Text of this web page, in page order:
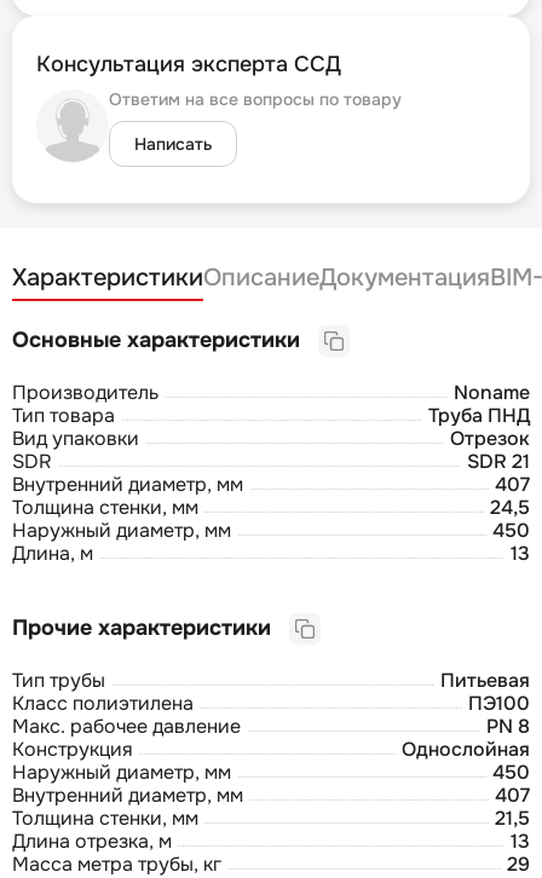
Консультация эксперта ССД
Ответим на все вопросы по товару
Написать
ХарактеристикиОписаниеДокументация
Основные характеристики
Производитель
Noname
Тип товара
Труба ПНД
Вид упаковки
Отрезок
SDR
SDR 21
Внутренний диаметр, мм
407
Толщина стенки, мм
24,5
Наружный диаметр, мм
450
Длина, м
13
Прочие характеристики
Тип трубы
Питьевая
Класс полиэтилена
ПЭ100
Макс. рабочее давление
PN 8
Конструкция
Однослойная
Наружный диаметр, мм
450
Внутренний диаметр, мм
407
Толщина стенки, мм
21,5
Длина отрезка, м
13
Масса метра трубы, кг
29